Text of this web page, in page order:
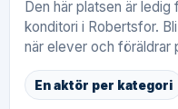
Den här platsen är
konditori i Robertsfor.
när elever och föräldrar
En aktör per kategori